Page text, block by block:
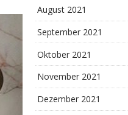
August 2021
September 2021
Oktober 2021
November 2021
Dezember 2021